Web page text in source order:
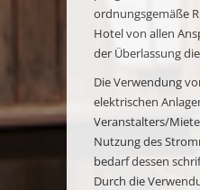
ordnungsgemäße
Hotel von allen
der Überlassung
Die Verwendung
elektrischen
Veranstalters/
Nutzung des
bedarf dessen
Durch die